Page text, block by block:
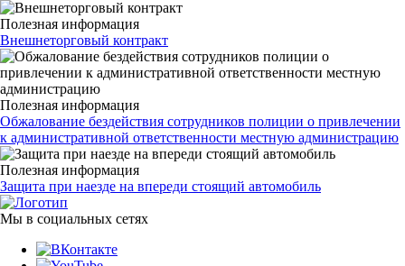
Полезная информация
Внешнеторговый контракт
Полезная информация
Обжалование бездействия сотрудников полиции о привлечении
к административной ответственности местную администрацию
Полезная информация
Защита при наезде на впереди стоящий автомобиль
Мы в социальных сетях